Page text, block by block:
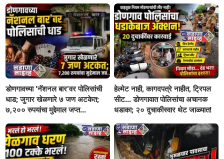
डोणगावच्या 'नॅशनल बार'वर पोलिसांची
धाड; जुगार खेळणारे ७ जण अटकेत;
७,२०० रुपयांचा मुद्देमाल जप्त...
हेल्मेट नाही, कागदपत्रे नाहीत, ट्रिपल
सीट... डोणगावात पोलिसांचा अचानक
धडाका; २० दुचाकीस्वार थेट जाळ्यात!